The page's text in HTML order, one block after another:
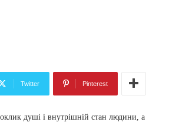
Twitter Pinterest
душі і внутрішній стан людини, а